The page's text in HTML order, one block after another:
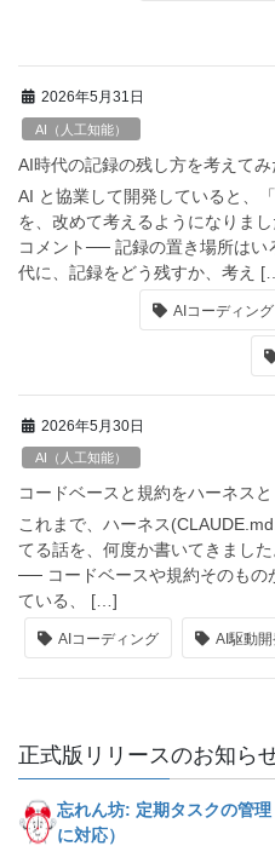
2026年5月31日
AI（人工知能）
AI時代の記録の残し方を考えてみ
AI と協業して開発していると、
を、改めて考えるようになりま
コメント── 記録の置き場所はい
代に、記録をどう残すか、考え
AIコーディング
2026年5月30日
AI（人工知能）
コードベースと規約をハーネス
これまで、ハーネス
てる話を、何度か書いてきまし
── コードベースや規約そのもの
ている、 […]
AIコーディング AI駆動開
正式版リリースのお知ら
忘れん坊: 定期タスクの管
に対応）